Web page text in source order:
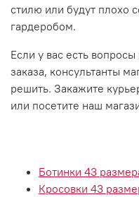
стилю или будут плохо
гардеробом.
Если у вас есть
заказа, консультанты
решить. Закажите
или посетите наш
Ботинки 43
Кросовки 43